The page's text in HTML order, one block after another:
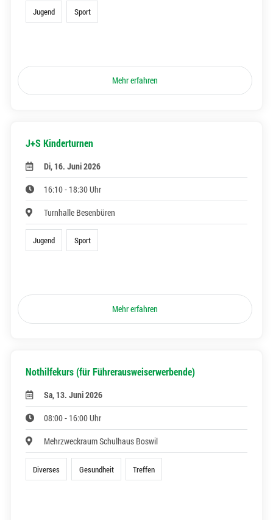
Jugend Sport
Mehr erfahren
J+S Kinderturnen
Di, 16. Juni 2026
16:10 - 18:30 Uhr
Turnhalle Besenbüren
Jugend Sport
Mehr erfahren
Nothilfekurs (für Führerausweiserwerbende)
Sa, 13. Juni 2026
08:00 - 16:00 Uhr
Mehrzweckraum Schulhaus Boswil
Diverses Gesundheit Treffen